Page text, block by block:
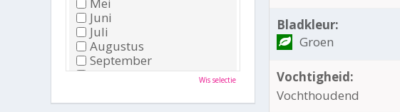
Bladkleur:
Groen
Vochtigheid:
Vochthoudend
Juni
Juli
Augustus
September
Oktober
December
Wis selectie